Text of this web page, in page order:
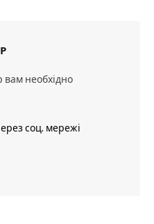
необхідно
соц. мережі